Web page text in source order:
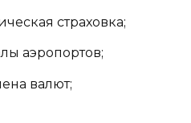
страховка;
аэропортов;
валют;